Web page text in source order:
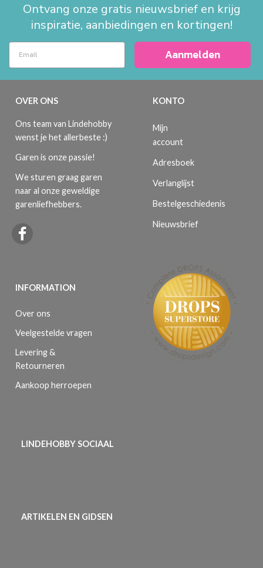
Ontvang onze gratis nieuwsbrief en krijg
inspiratie, aanbiedingen en kortingen!
Aanmelden
OVER ONS
Ons team van Lindehobby
wenst je het allerbeste :)
Garen is onze passie!
We sturen graag garen
naar al onze geweldige
garenliefhebbers.
INFORMATION
Over ons
Veelgestelde vragen
Levering &
Retourneren
Aankoop herroepen
KONTO
Mijn
account
Adresboek
Verlanglijst
Bestelgeschiedenis
Nieuwsbrief
LINDEHOBBY SOCIAAL
ARTIKELEN EN GIDSEN